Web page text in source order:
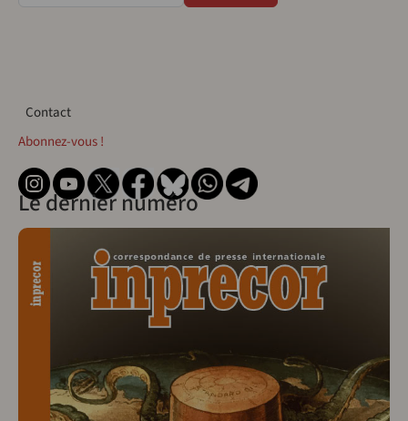
Contact
Contact
Abonnez-vous !
Le dernier numéro